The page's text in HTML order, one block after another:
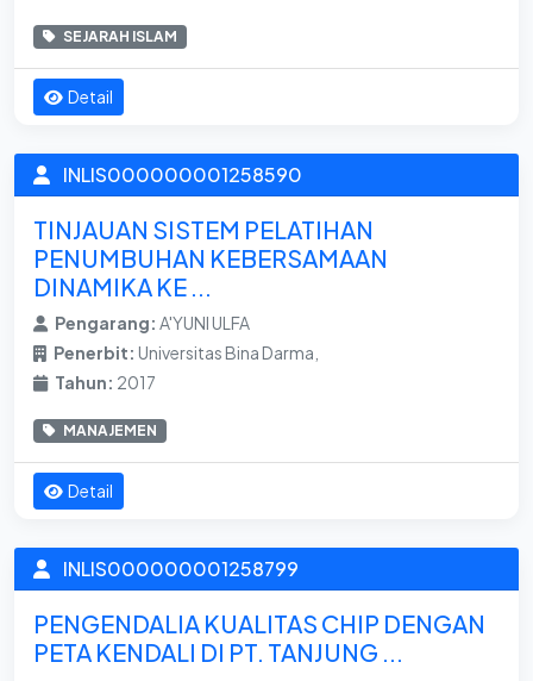
SEJARAH ISLAM
Detail
INLIS000000001258590
TINJAUAN SISTEM PELATIHAN
PENUMBUHAN KEBERSAMAAN
DINAMIKA KE ...
Pengarang: A'YUNI ULFA
Penerbit: Universitas Bina Darma,
Tahun: 2017
MANAJEMEN
Detail
INLIS000000001258799
PENGENDALIA KUALITAS CHIP DENGAN
PETA KENDALI DI PT. TANJUNG ...